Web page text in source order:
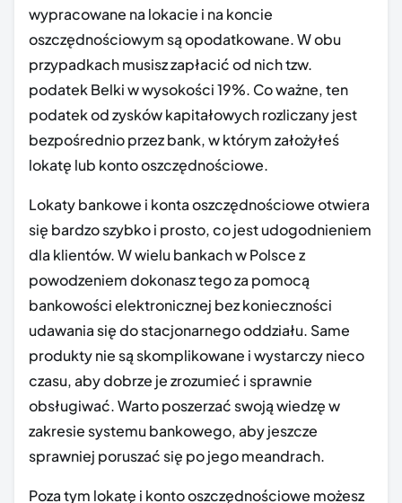
wypracowane na lokacie i na koncie
oszczędnościowym są opodatkowane. W obu
przypadkach musisz zapłacić od nich tzw.
podatek Belki w wysokości 19%. Co ważne, ten
podatek od zysków kapitałowych rozliczany jest
bezpośrednio przez bank, w którym założyłeś
lokatę lub konto oszczędnościowe.
Lokaty bankowe i konta oszczędnościowe otwiera
się bardzo szybko i prosto, co jest udogodnieniem
dla klientów. W wielu bankach w Polsce z
powodzeniem dokonasz tego za pomocą
bankowości elektronicznej bez konieczności
udawania się do stacjonarnego oddziału. Same
produkty nie są skomplikowane i wystarczy nieco
czasu, aby dobrze je zrozumieć i sprawnie
obsługiwać. Warto poszerzać swoją wiedzę w
zakresie systemu bankowego, aby jeszcze
sprawniej poruszać się po jego meandrach.
Poza tym lokatę i konto oszczędnościowe możesz